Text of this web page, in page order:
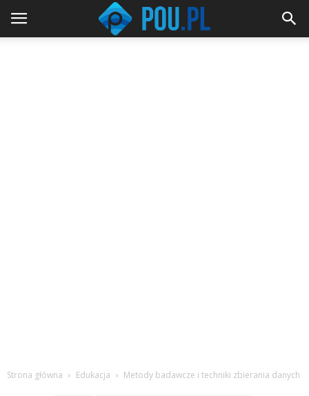
Strona główna Edukacja Metody badawcze i techniki zbierania danych